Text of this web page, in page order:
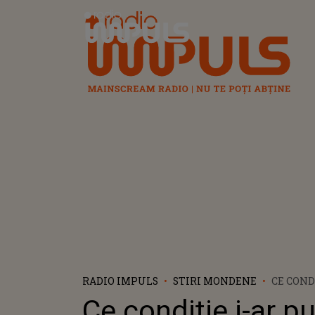
Radio Impuls
RADIO IMPULS STIRI MONDENE
CE
PIQUÉ